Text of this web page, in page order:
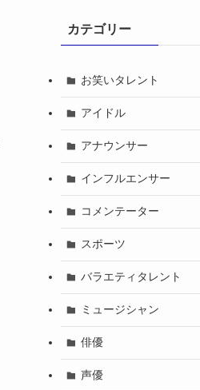
カテゴリー
お笑いタレント
アイドル
アナウンサー
インフルエンサー
コメンテーター
スポーツ
バラエティタレント
ミュージシャン
俳優
声優